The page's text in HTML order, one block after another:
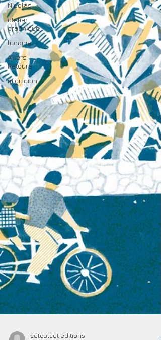
Nicolas
atelier
graphique
librairie
Allers-
Retours
migration